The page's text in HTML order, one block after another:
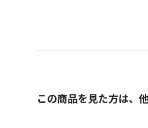
この商品を見た方は、